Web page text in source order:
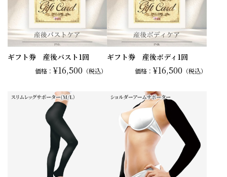
ギフト券 産後バスト1回
価格：¥16,500 （税込）
ギフト券 産後ボディ1回
価格： ¥16,500 （税込）